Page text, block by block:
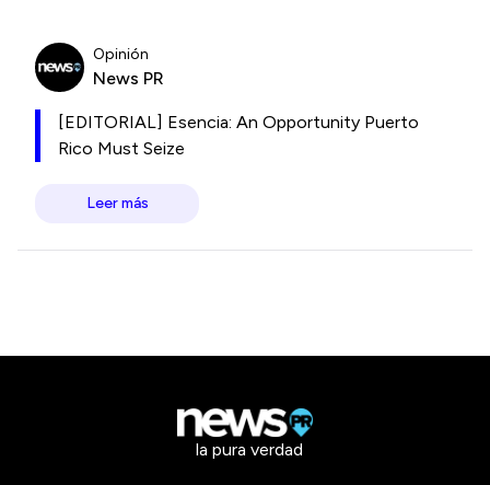
Opinión
News PR
[EDITORIAL] Esencia: An Opportunity Puerto
Rico Must Seize
Leer más
la pura verdad